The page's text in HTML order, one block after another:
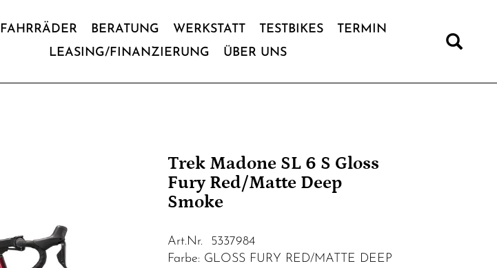
FAHRRÄDER BERATUNG WERKSTATT TESTBIKES
TERMIN
LEASING/FINANZIERUNG
ÜBER UNS
Trek Madone SL 6 S Gloss
Fury Red/Matte Deep
Smoke
Art.Nr. 5337984
Farbe: GLOSS FURY RED/MATTE DEEP